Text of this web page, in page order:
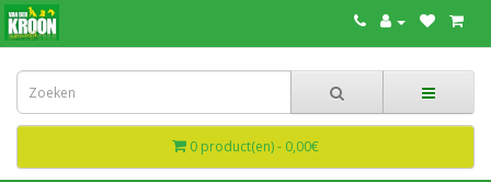
0 product(en) - 0,00€